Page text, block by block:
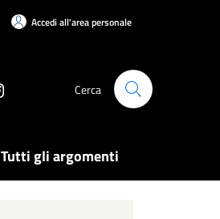
Accedi all'area personale
Cerca
Tutti gli argomenti